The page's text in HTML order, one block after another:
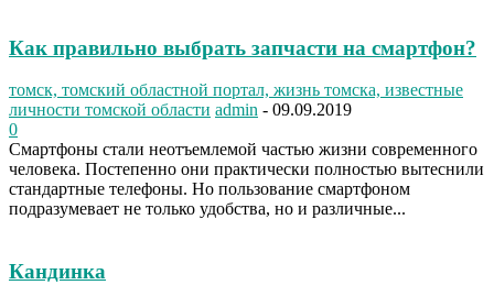
Как правильно выбрать запчасти на смартфон?
томск, томский областной портал, жизнь томска, известные
личности томской области admin - 09.09.2019
0
Смартфоны стали неотъемлемой частью жизни современного
человека. Постепенно они практически полностью вытеснили
стандартные телефоны. Но пользование смартфоном
подразумевает не только удобства, но и различные...
Кандинка